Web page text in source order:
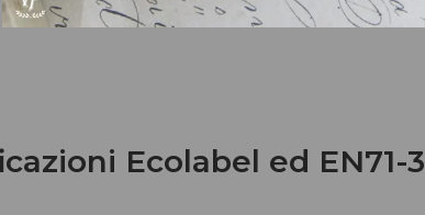
Ecolabel ed EN71-3